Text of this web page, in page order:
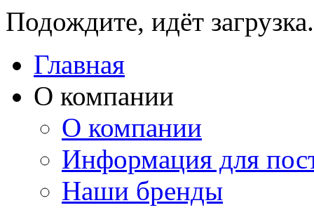
Подождите, идёт
Главная
О компании
О компании
Информация для
Наши бренды